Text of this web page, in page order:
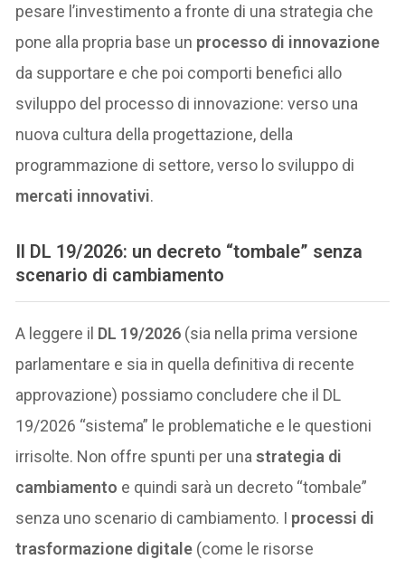
pesare l’investimento a fronte di una strategia che
pone alla propria base un processo di innovazione
da supportare e che poi comporti benefici allo
sviluppo del processo di innovazione: verso una
nuova cultura della progettazione, della
programmazione di settore, verso lo sviluppo di
mercati innovativi.
Il DL 19/2026: un decreto “tombale” senza
scenario di cambiamento
A leggere il DL 19/2026 (sia nella prima versione
parlamentare e sia in quella definitiva di recente
approvazione) possiamo concludere che il DL
19/2026 “sistema” le problematiche e le questioni
irrisolte. Non offre spunti per unastrategia di
cambiamento e quindi sarà un decreto “tombale”
senza uno scenario di cambiamento. I processi di
trasformazione digitale (come le risorse